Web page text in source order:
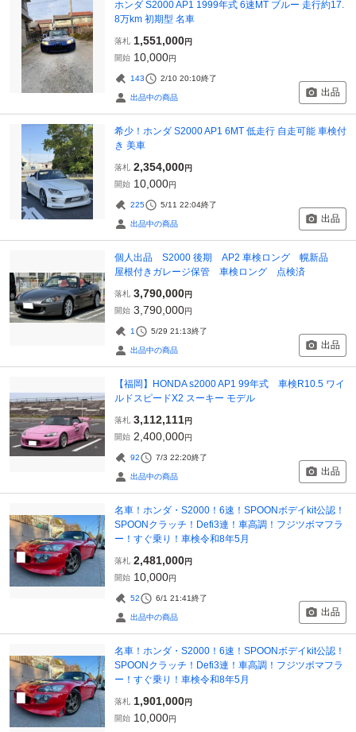
ホンダ S2000 AP1 1999年式 6速MT ブルー 走行約17.
8万km 初期型 名車
落札 1,551,000円
開始 10,000円
143 2/10 20:10終了
出品中の商品 出品
希少！ホンダ S2000 AP1 6MT 低走行 自走可能 車検付
き 美車
落札 2,354,000円
開始 10,000円
225 5/11 22:04終了
出品中の商品 出品
個人出品 S2000 後期 AP2 車検ロング 幌新品
屋根付きガレージ保管 車検ロング 点検済
落札 3,790,000円
開始 3,790,000円
1 5/29 21:13終了
出品中の商品 出品
【福岡】HONDA s2000 AP1 99年式 車検R10.5 ワイ
ルドスピードX2 スーキー モデル
落札 3,112,111円
開始 2,400,000円
92 7/3 22:20終了
出品中の商品 出品
名車！ホンダ・S2000！6速！SPOONボデイkit公認！
SPOONクラッチ！Defi3連！車高調！フジツボマフラ
ー！すぐ乗り！車検令和8年5月
落札 2,481,000円
開始 10,000円
52 6/1 21:41終了
出品中の商品 出品
名車！ホンダ・S2000！6速！SPOONボデイkit公認！
SPOONクラッチ！Defi3連！車高調！フジツボマフラ
ー！すぐ乗り！車検令和8年5月
落札 1,901,000円
開始 10,000円